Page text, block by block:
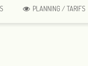
PLANNING / TARIFS